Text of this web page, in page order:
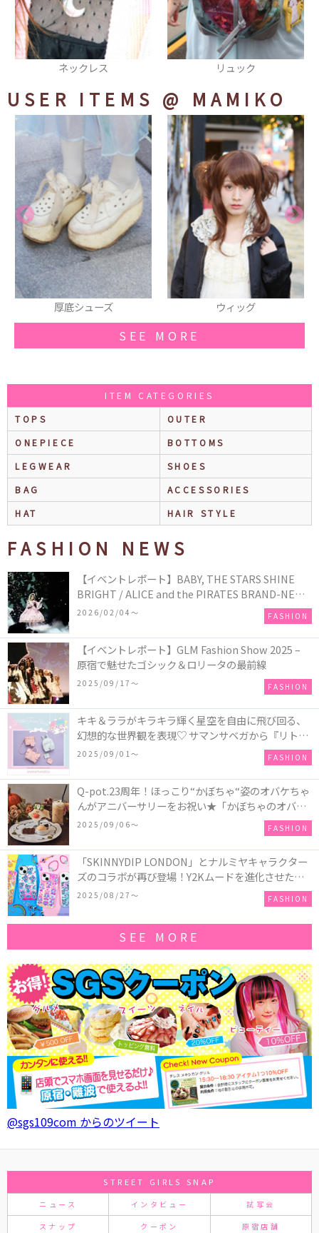
ネックレス リュック
USER ITEMS @ MAMIKO
厚底シューズ ウィッグ
SEE MORE
ITEM CATEGORIES
TOPS
OUTER
ONEPIECE
BOTTOMS
LEGWEAR
SHOES
BAG
ACCESSORIES
HAT
HAIR STYLE
FASHION NEWS
【イベントレポート】BABY, THE STARS SHINE
BRIGHT / ALICE and the PIRATES BRAND-NEW
COLLECTION in TOKYO
2026/02/04〜 FASHION
【イベントレポート】GLM Fashion Show 2025 –
原宿で魅せたゴシック＆ロリータの最前線
2025/09/17〜 FASHION
キキ＆ララがキラキラ輝く星空を自由に飛び回る、
幻想的な世界観を表現♡ サマンサベガから『リトル
ツインスターズ』50周年アニバーサリーイヤー』を
2025/09/01〜 FASHION
Q-pot.23周年！ほっこり“かぼちゃ“姿のオバケちゃ
んがアニバーサリーをお祝い★「かぼちゃのオバケ
ーキアクセサリー」が新発売！Q-pot CAFE.では
「かぼちゃのオバケーキプレート」も登場
2025/09/06〜 FASHION
「SKINNYDIP LONDON」とナルミヤキャラクター
ズのコラボが再び登場！Y2Kムードを進化させた新
作コレクションを発売♪
2025/08/27〜 FASHION
SEE MORE
@sgs109com からのツイート
STREET GIRLS SNAP
ニュース インタビュー 試写会
スナップ クーポン 原宿店舗